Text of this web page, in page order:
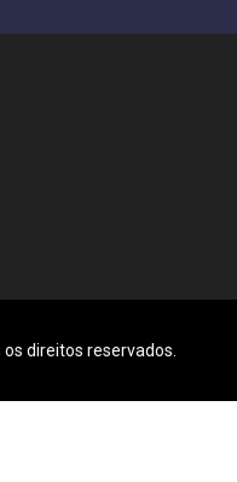
direitos reservados.